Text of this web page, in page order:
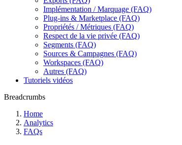
Implémentation / Marquage (FAQ)
Plug-ins & Marketplace (FAQ)
Propriétés / Métriques (FAQ)
Respect de la vie privée (FAQ)
Segments (FAQ)
Sources & Campagnes (FAQ)
Workspaces (FAQ)
Autres (FAQ)
Tutoriels vidéos
Breadcrumbs
Home
Analytics
FAQs